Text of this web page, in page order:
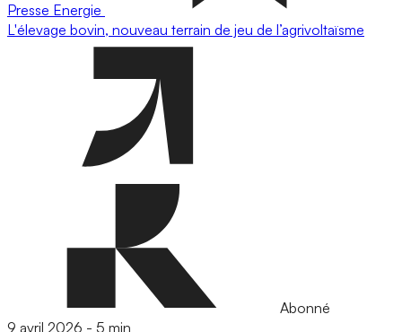
Presse Energie
L'élevage bovin, nouveau terrain de jeu de l’agrivoltaïsme
Abonné
9 avril 2026 - 5 min